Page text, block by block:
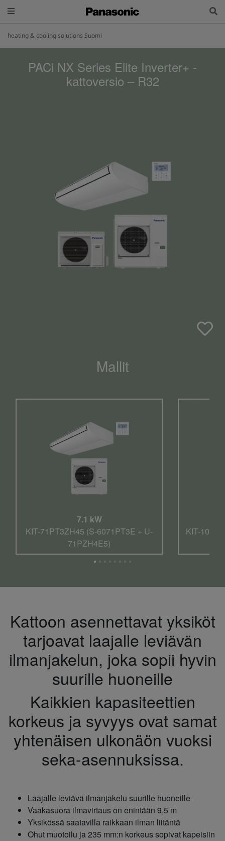
heating & cooling solutions Suomi
PACi NX Series Elite Inverter+ -
kattoversio – R32
Mallit
7.1 kW
KIT-71PT3ZH45 (S-6071PT3E + U-
71PZH4E5)
KIT-
Kattoon asennettavat yksiköt
tarjoavat laajalle leviävän
ilmanjakelun, joka sopii hyvin
suurille huoneille
Kaikkien kapasiteettien
korkeus ja syvyys ovat samat
yhtenäisen ulkonäön vuoksi
seka-asennuksissa.
Laajalle leviävä ilmanjakelu suurille huoneille
Vaakasuora ilmavirtaus on enintään 9,5 m
Yksikössä saatavilla raikkaan ilman liitäntä
Ohut muotoilu ja 235 mm:n korkeus sopivat kapeisiin